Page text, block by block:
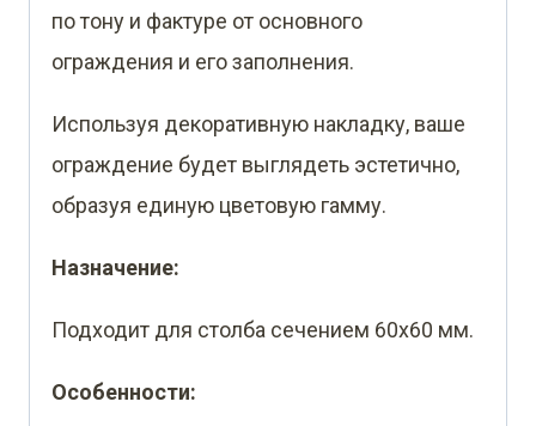
9003
сигнальный
по тону и фактуре от основного
ограждения и его заполнения.
Используя декоративную накладку, ваше
ограждение будет выглядеть эстетично,
образуя единую цветовую гамму.
Назначение:
Подходит для столба сечением 60х60 мм.
Особенности: